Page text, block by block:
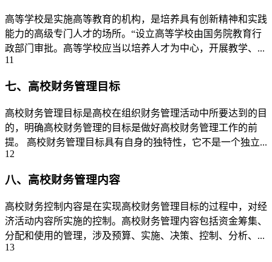
高等学校是实施高等教育的机构，是培养具有创新精神和实践
能力的高级专门人才的场所。“设立高等学校由国务院教育行
政部门审批。高等学校应当以培养人才为中心，开展教学、...
11
七、高校财务管理目标
高校财务管理目标是高校在组织财务管理活动中所要达到的目
的，明确高校财务管理的目标是做好高校财务管理工作的前
提。 高校财务管理目标具有自身的独特性，它不是一个独立...
12
八、高校财务管理内容
高校财务控制内容是在实现高校财务管理目标的过程中，对经
济活动内容所实施的控制。高校财务管理内容包括资金筹集、
分配和使用的管理，涉及预算、实施、决策、控制、分析、...
13